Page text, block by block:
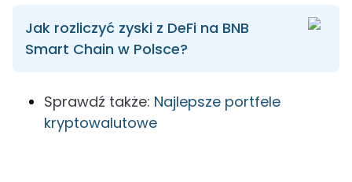
Jak rozliczyć zyski z DeFi na BNB
Smart Chain w Polsce?
Sprawdź także: Najlepsze portfele
kryptowalutowe